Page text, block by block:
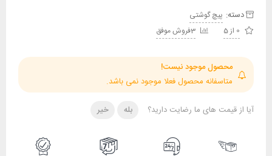
دسته: پیچ گوشتی
0 از 5
3فروش موفق
محصول موجود نیست!
متاسفانه محصول فعلا موجود نمی باشد.
آیا از قیمت های ما رضایت دارید؟ بله خیر